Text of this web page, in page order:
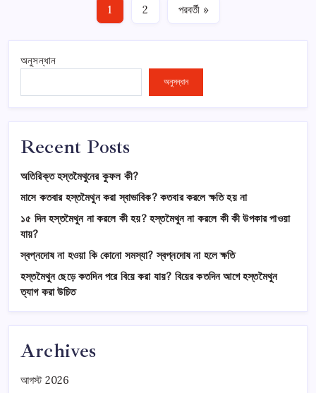
1 2 পরবর্তী »
অনুসন্ধান
অনুসন্ধান
Recent Posts
অতিরিক্ত হস্তমৈথুনের কুফল কী?
মাসে কতবার হস্তমৈথুন করা স্বাভাবিক? কতবার করলে ক্ষতি হয় না
১৫ দিন হস্তমৈথুন না করলে কী হয়? হস্তমৈথুন না করলে কী কী উপকার পাওয়া
যায়?
স্বপ্নদোষ না হওয়া কি কোনো সমস্যা? স্বপ্নদোষ না হলে ক্ষতি
হস্তমৈথুন ছেড়ে কতদিন পরে বিয়ে করা যায়? বিয়ের কতদিন আগে হস্তমৈথুন
ত্যাগ করা উচিত
Archives
আগস্ট 2026